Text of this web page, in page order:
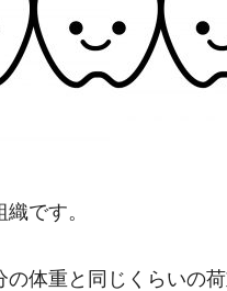
です。
体重と同じくらいの